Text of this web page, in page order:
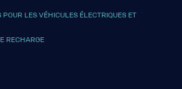
POUR LES VÉHICULES ÉLECTRIQUES ET
RECHARGE